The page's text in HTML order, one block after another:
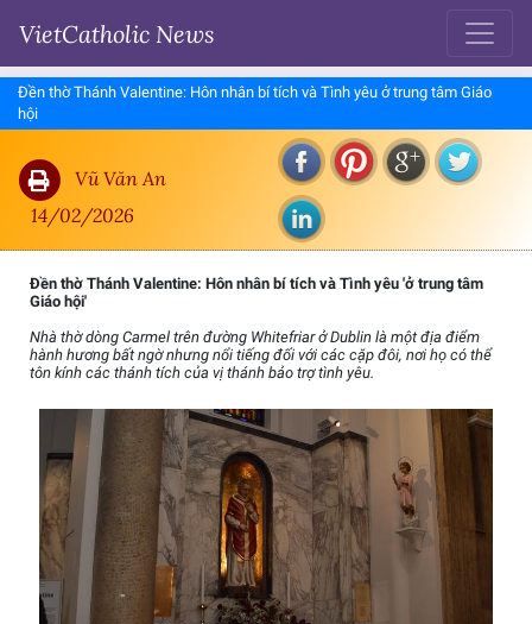
VietCatholic News
Đền thờ Thánh Valentine: Hôn nhân bí tích và Tình yêu ở trung tâm Giáo
hội
Vũ Văn An
14/02/2026
Đền thờ Thánh Valentine: Hôn nhân bí tích và Tình yêu 'ở trung tâm
Giáo hội'
Nhà thờ dòng Carmel trên đường Whitefriar ở Dublin là một địa điểm
hành hương bất ngờ nhưng nổi tiếng đối với các cặp đôi, nơi họ có thể
tôn kính các thánh tích của vị thánh bảo trợ tình yêu.